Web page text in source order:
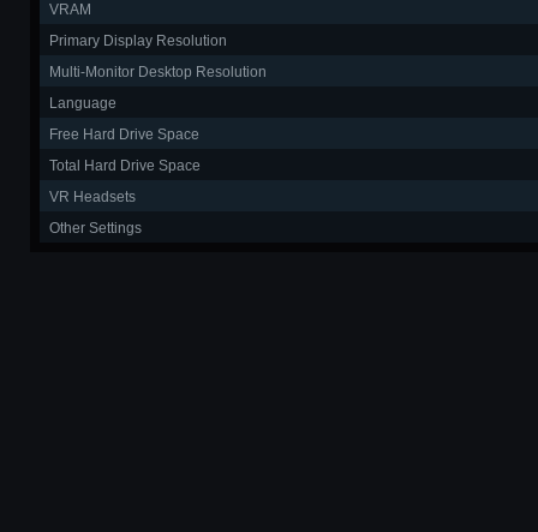
VRAM
Primary Display Resolution
Multi-Monitor Desktop Resolution
Language
Free Hard Drive Space
Total Hard Drive Space
VR Headsets
Other Settings